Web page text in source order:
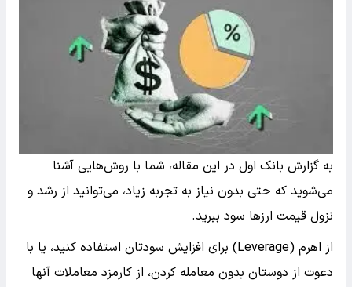
به گزارش بانک اول در این مقاله، شما با روش‌هایی آشنا
می‌شوید که حتی بدون نیاز به تجربه زیاد، می‌توانید از رشد و
نزول قیمت ارزها سود ببرید.
از اهرم (Leverage) برای افزایش سودتان استفاده کنید، یا با
دعوت از دوستان بدون معامله کردن، از کارمزد معاملات آنها